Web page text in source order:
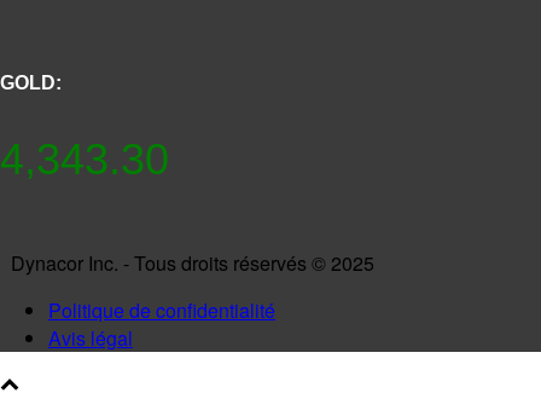
GOLD:
4,343.30
Dynacor Inc. - Tous droits réservés © 2025
Politique de confidentialité
Avis légal